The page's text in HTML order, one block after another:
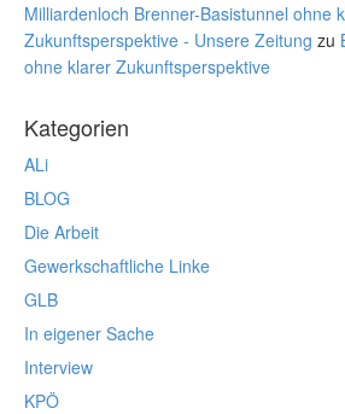
Milliardenloch Brenner-Basistunnel ohne
Zukunftsperspektive - Unsere Zeitung zu
ohne klarer Zukunftsperspektive
Kategorien
ALi
BLOG
Die Arbeit
Gewerkschaftliche Linke
GLB
In eigener Sache
Interview
KPÖ